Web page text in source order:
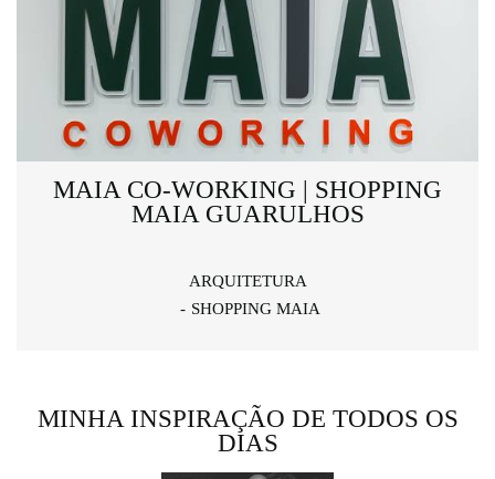
MAIA CO-WORKING | SHOPPING
MAIA GUARULHOS
ARQUITETURA
SHOPPING MAIA
MINHA INSPIRAÇÃO DE TODOS OS
DIAS